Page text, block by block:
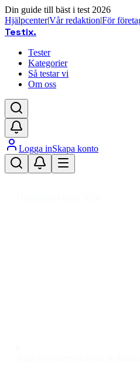
Din guide till bäst i test 2026
Hjälpcenter|Vår redaktion|För
Testix.
Tester
Kategorier
Så testar vi
Om oss
Logga inSkapa konto